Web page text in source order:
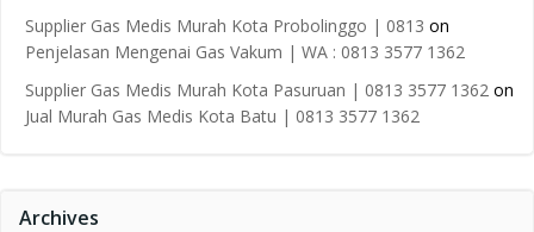
Supplier Gas Medis Murah Kota Probolinggo | 0813 on
Penjelasan Mengenai Gas Vakum | WA : 0813 3577 1362
Supplier Gas Medis Murah Kota Pasuruan | 0813 3577 1362 on
Jual Murah Gas Medis Kota Batu | 0813 3577 1362
Archives